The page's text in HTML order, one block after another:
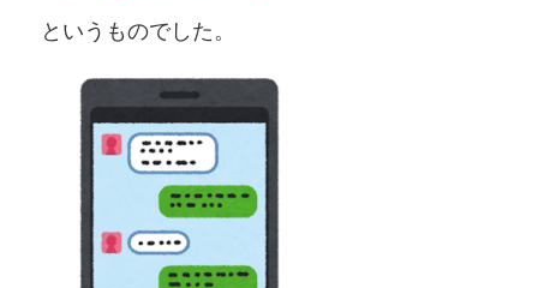
というものでした。